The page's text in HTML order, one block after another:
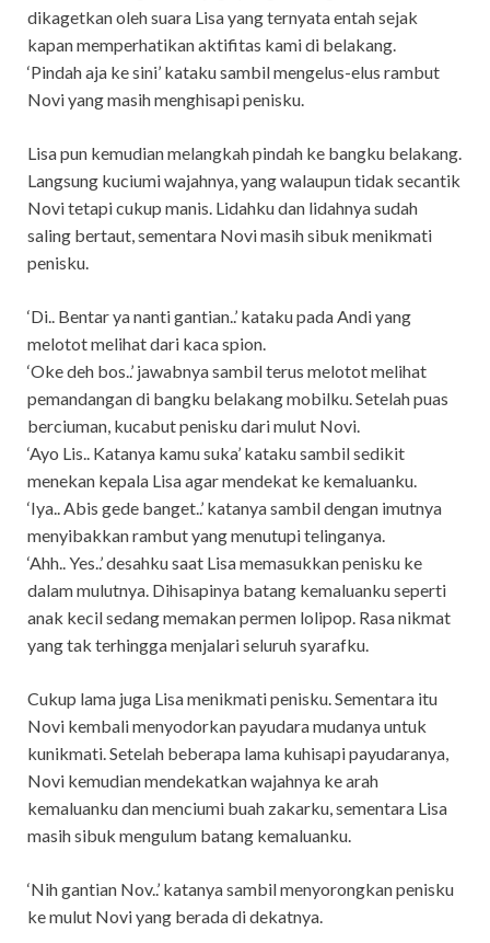
dikagetkan oleh suara Lisa yang ternyata entah sejak
kapan memperhatikan aktifitas kami di belakang.
‘Pindah aja ke sini’ kataku sambil mengelus-elus rambut
Novi yang masih menghisapi penisku.
Lisa pun kemudian melangkah pindah ke bangku belakang.
Langsung kuciumi wajahnya, yang walaupun tidak secantik
Novi tetapi cukup manis. Lidahku dan lidahnya sudah
saling bertaut, sementara Novi masih sibuk menikmati
penisku.
‘Di.. Bentar ya nanti gantian..’ kataku pada Andi yang
melotot melihat dari kaca spion.
‘Oke deh bos..’ jawabnya sambil terus melotot melihat
pemandangan di bangku belakang mobilku. Setelah puas
berciuman, kucabut penisku dari mulut Novi.
‘Ayo Lis.. Katanya kamu suka’ kataku sambil sedikit
menekan kepala Lisa agar mendekat ke kemaluanku.
‘Iya.. Abis gede banget..’ katanya sambil dengan imutnya
menyibakkan rambut yang menutupi telinganya.
‘Ahh.. Yes..’ desahku saat Lisa memasukkan penisku ke
dalam mulutnya. Dihisapinya batang kemaluanku seperti
anak kecil sedang memakan permen lolipop. Rasa nikmat
yang tak terhingga menjalari seluruh syarafku.
Cukup lama juga Lisa menikmati penisku. Sementara itu
Novi kembali menyodorkan payudara mudanya untuk
kunikmati. Setelah beberapa lama kuhisapi payudaranya,
Novi kemudian mendekatkan wajahnya ke arah
kemaluanku dan menciumi buah zakarku, sementara Lisa
masih sibuk mengulum batang kemaluanku.
‘Nih gantian Nov..’ katanya sambil menyorongkan penisku
ke mulut Novi yang berada di dekatnya.